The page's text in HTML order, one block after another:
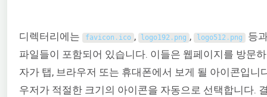
디렉터리에는 favicon . ico , logo192 . png , logo512 . png 등
파일들이 포함되어 있습니다. 이들은 웹페이지를 방문
자가 탭, 브라우저 또는 휴대폰에서 보게 될 아이콘입니
우저가 적절한 크기의 아이콘을 자동으로 선택합니다.